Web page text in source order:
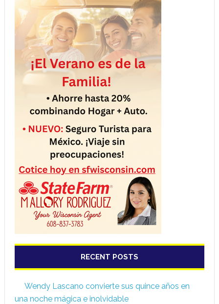
RECENT POSTS
Wendy Lascano convierte sus quince años en
una noche mágica e inolvidable